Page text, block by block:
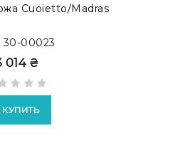
Cuoietto/Madras
30-00023
014 ₴
КУПИТЬ